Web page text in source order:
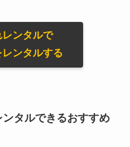
ンタルで
ンタルする
タルできるおすすめ